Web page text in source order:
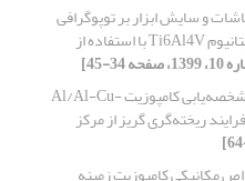
و سایش ابزار بر توپوگرافی
سطح قطعه‌کار در ماشینکاری آلیاژ تیتانیوم Ti6Al4V با استفاده از
ساخت و مشخصه‌یابی کامپوزیت Al/Al-Cu-
مکانیکی کامپوزیت زمینه